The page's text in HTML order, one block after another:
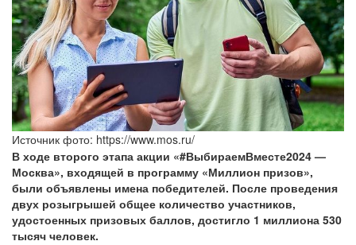
Источник фото: https://www.mos.ru/
В ходе второго этапа акции «#ВыбираемВместе2024 —
Москва», входящей в программу «Миллион призов»,
были объявлены имена победителей. После проведения
двух розыгрышей общее количество участников,
удостоенных призовых баллов, достигло 1 миллиона 530
тысяч человек.